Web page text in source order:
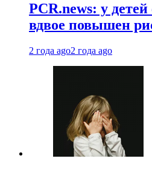
PCR.news: у
вдвое повышен
2 года ago2 года ago